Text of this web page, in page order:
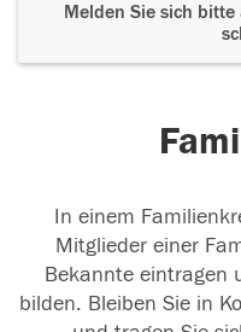
Melden Sie sich
In einem
Mitglieder einer
Bekannte eintragen
bilden. Bleiben Sie in